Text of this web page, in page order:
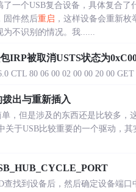
一个USB复合设备，具体复合
固件然后重启 ，这样设备会重新枚
为不识别的情况。我......
IRP被取消USTS状态为
CTL 80 06 00 02 00 00 20 00
出与重新插入
，但是涉及的东西还是比较多
关于USB比较重要的一个驱动，
找到设备后，然后确定设备端